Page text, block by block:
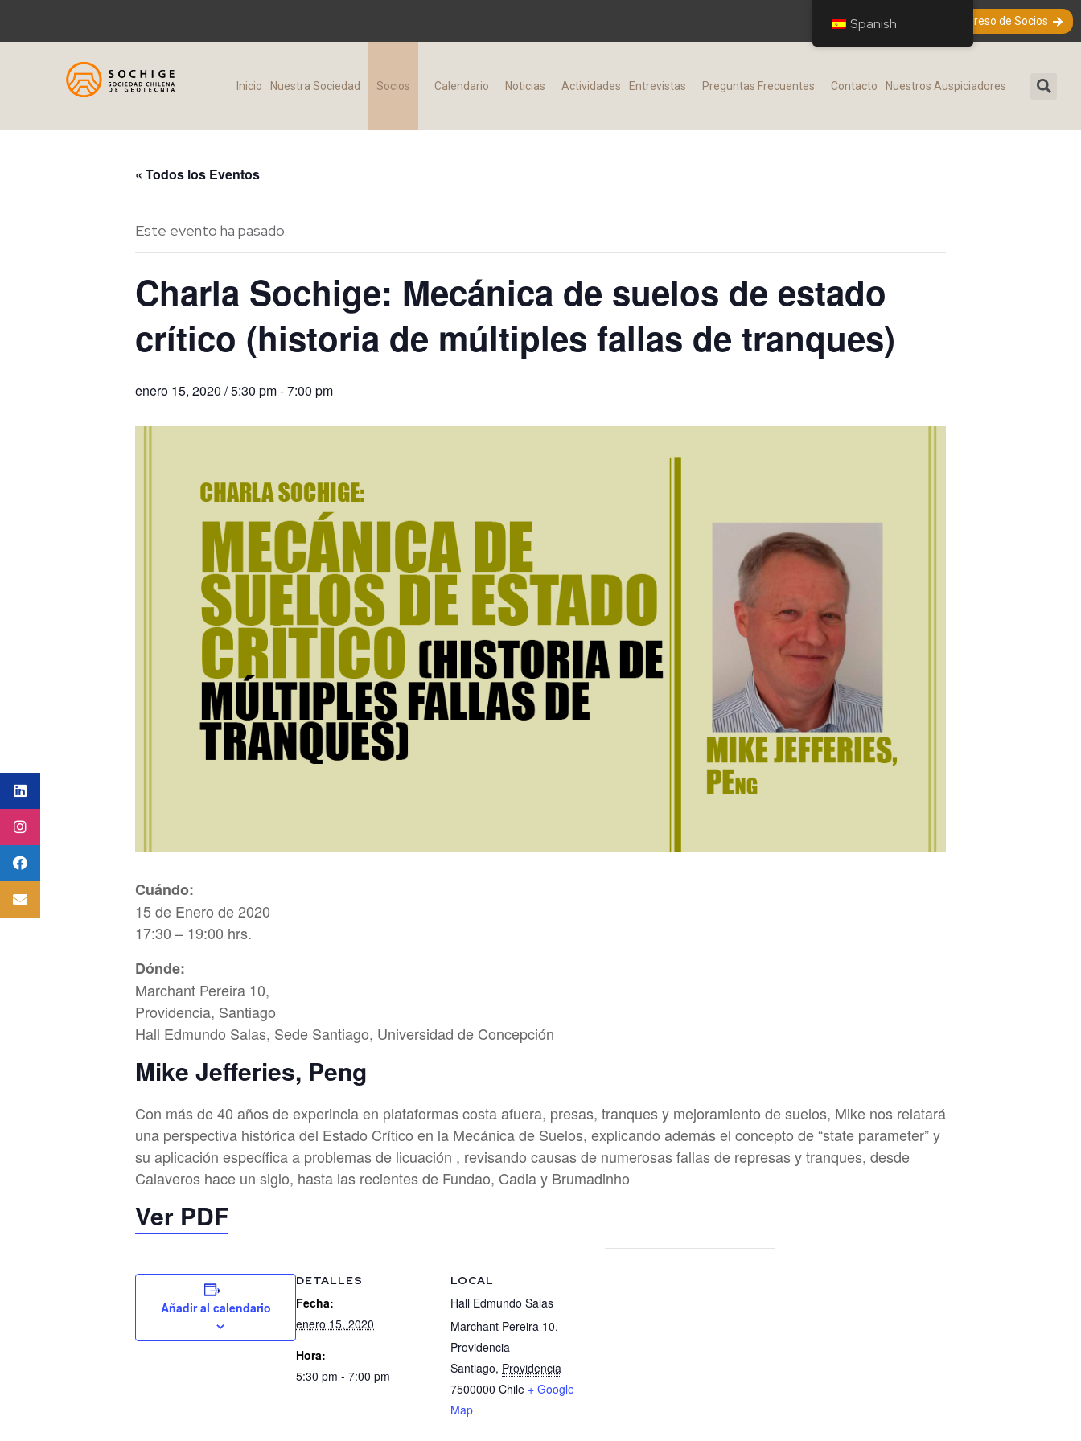
Ingreso de Socios
Inicio Nuestra Sociedad Socios Calendario Noticias Actividades Entrevistas Preguntas Frecuentes​ Contacto Nuestros Auspiciadores
« Todos los Eventos
Este evento ha pasado.
Charla Sochige: Mecánica de suelos de estado
crítico (historia de múltiples fallas de tranques)
enero 15, 2020 / 5:30 pm-7:00 pm
Cuándo:
15 de Enero de 2020
17:30 – 19:00 hrs.
Dónde:
Marchant Pereira 10,
Providencia, Santiago
Hall Edmundo Salas, Sede Santiago, Universidad de Concepción
Mike Jefferies, Peng
Con más de 40 años de experincia en plataformas costa afuera, presas, tranques y mejoramiento de suelos, Mike nos relatará
una perspectiva histórica del Estado Crítico en la Mecánica de Suelos, explicando además el concepto de “state parameter” y
su aplicación específica a problemas de licuación , revisando causas de numerosas fallas de represas y tranques, desde
Calaveros hace un siglo, hasta las recientes de Fundao, Cadia y Brumadinho
Ver PDF
Añadir al calendario
DETALLES
Fecha:
enero 15, 2020
Hora:
5:30 pm - 7:00 pm
LOCAL
Hall Edmundo Salas
Marchant Pereira 10,
Providencia
Santiago, Providencia
7500000 Chile + Google
Map
Spanish